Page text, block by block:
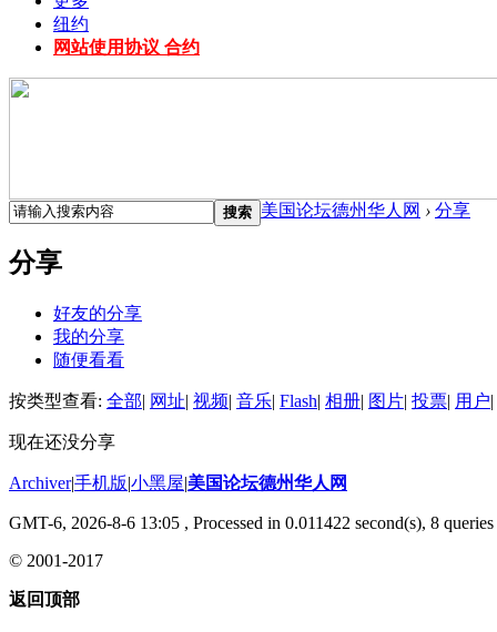
纽约
网站使用协议 合约
搜索 美国论坛德州华人网 › 分享
分享
好友的分享
我的分享
随便看看
按类型查看: 全部| 网址| 视频| 音乐| Flash| 相册| 图片| 投票| 用户|
现在还没分享
Archiver|手机版|小黑屋|美国论坛德州华人网
GMT-6, 2026-8-6 13:05 , Processed in 0.011422 second(s), 8 queries
© 2001-2017
返回顶部